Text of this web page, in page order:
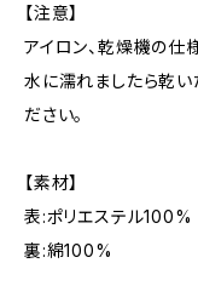
【注意】
アイロン、乾燥機の仕
水に濡れましたら乾い
ださい。
【素材】
表:ポリエステル100%
裏:綿100%